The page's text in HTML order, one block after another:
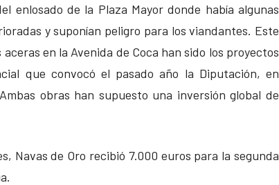
enlosado de la Plaza Mayor donde había algunas
y suponían peligro para los viandantes. Este
en la Avenida de Coca han sido los proyectos
que convocó el pasado año la Diputación, en
obras han supuesto una inversión global de
Navas de Oro recibió 7.000 euros para la segunda